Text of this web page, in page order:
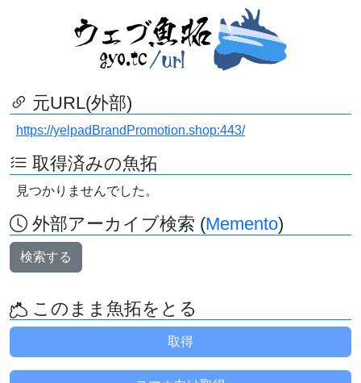
元URL(外部)
https://yelpadBrandPromotion.shop:443/
取得済みの魚拓
見つかりませんでした。
外部アーカイブ検索 (Memento)
検索する
このまま魚拓をとる